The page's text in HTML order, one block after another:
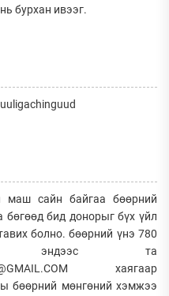
бурхан ивээг.
маш сайн байгаа бөөрний
бөгөөд бид донорыг бүх үйл
болно. бөөрний үнэ 780
эндээс та
хаягаар
бөөрний мөнгөний хэмжээ